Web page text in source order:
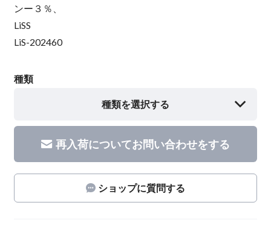
ンー３％、
LiSS
LiS-202460
種類
種類を選択する
再入荷についてお問い合わせをする
ショップに質問する